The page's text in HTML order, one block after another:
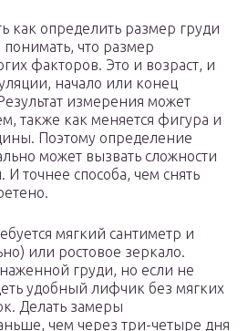
как определить размер груди
что размер
факторов. Это и возраст, и
начало или конец
измерения может
также как меняется фигура и
Поэтому определение
может вызвать сложности
точнее способа, чем снять
мягкий сантиметр и
или ростовое зеркало.
груди, но если не
удобный лифчик без мягких
Делать замеры
чем через три-четыре дня